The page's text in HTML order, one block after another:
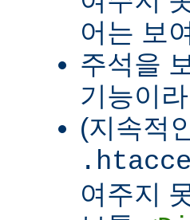
어는 보
주석을
기능이
(지속적
여주지